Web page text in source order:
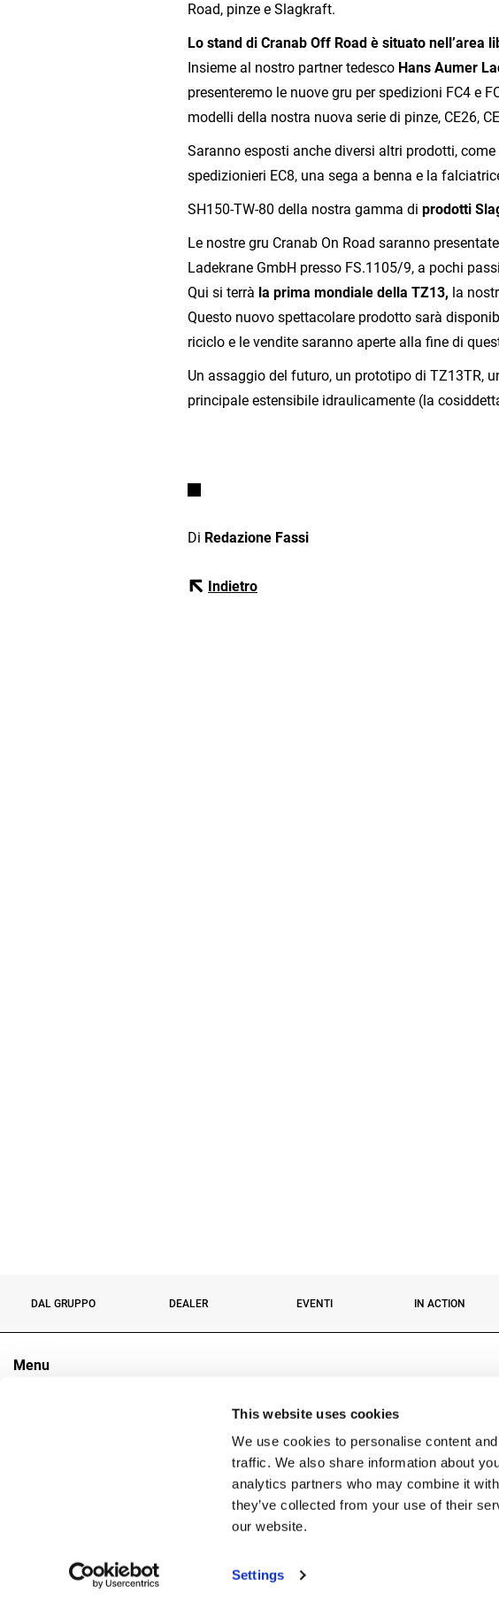
This website uses cookies
We use cookies to personalise content
traffic. We also share information about
analytics partners who may combine it
they’ve collected from your use of their
our website.
Settings
Road, pinze e Slagkraft.
Lo stand di Cranab Off Road è situato nell’area
Insieme al nostro partner tedesco Hans Aumer
presenteremo le nuove gru per spedizioni FC4 e
modelli della nostra nuova serie di pinze, CE26,
Saranno esposti anche diversi altri prodotti,
spedizionieri EC8, una sega a benna e la
SH150-TW-80 della nostra gamma di prodotti
Le nostre gru Cranab On Road saranno
Ladekrane GmbH presso FS.1105/9, a pochi
Qui si terrà la prima mondiale della TZ13, la
Questo nuovo spettacolare prodotto sarà
riciclo e le vendite saranno aperte alla fine di
Un assaggio del futuro, un prototipo di TZ13TR,
principale estensibile idraulicamente (la
Di Redazione Fassi
Indietro
DAL GRUPPO DEALER EVENTI IN ACTION
Menu
Copyright © 2026 Fassi Group.